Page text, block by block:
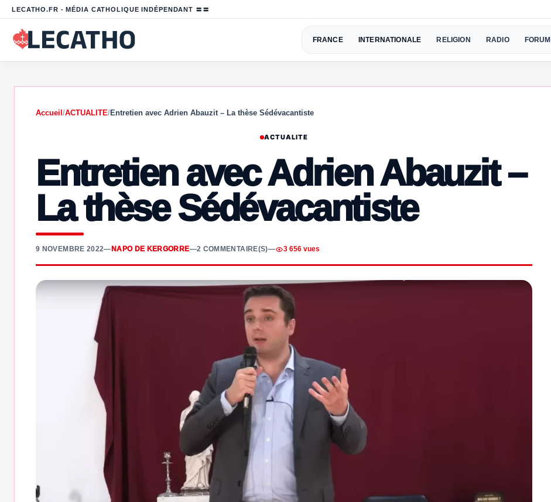
LECATHO.FR - MÉDIA CATHOLIQUE INDÉPENDANT 〓〓
FRANCE INTERNATIONALE RELIGION RADIO FORUM
Accueil /ACTUALITE/Entretien avec Adrien Abauzit – La thèse Sédévacantiste
ACTUALITE
Entretien avec Adrien Abauzit –
La thèse Sédévacantiste
9 NOVEMBRE 2022— NAPO DE KERGORRE—2 COMMENTAIRE(S)— 3 656 vues